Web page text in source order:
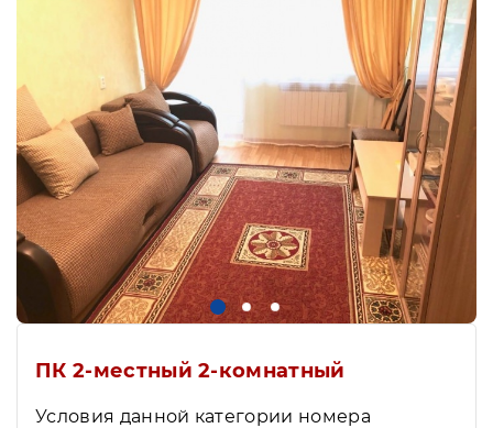
ПК 2-местный 2-комнатный
Условия данной категории номера